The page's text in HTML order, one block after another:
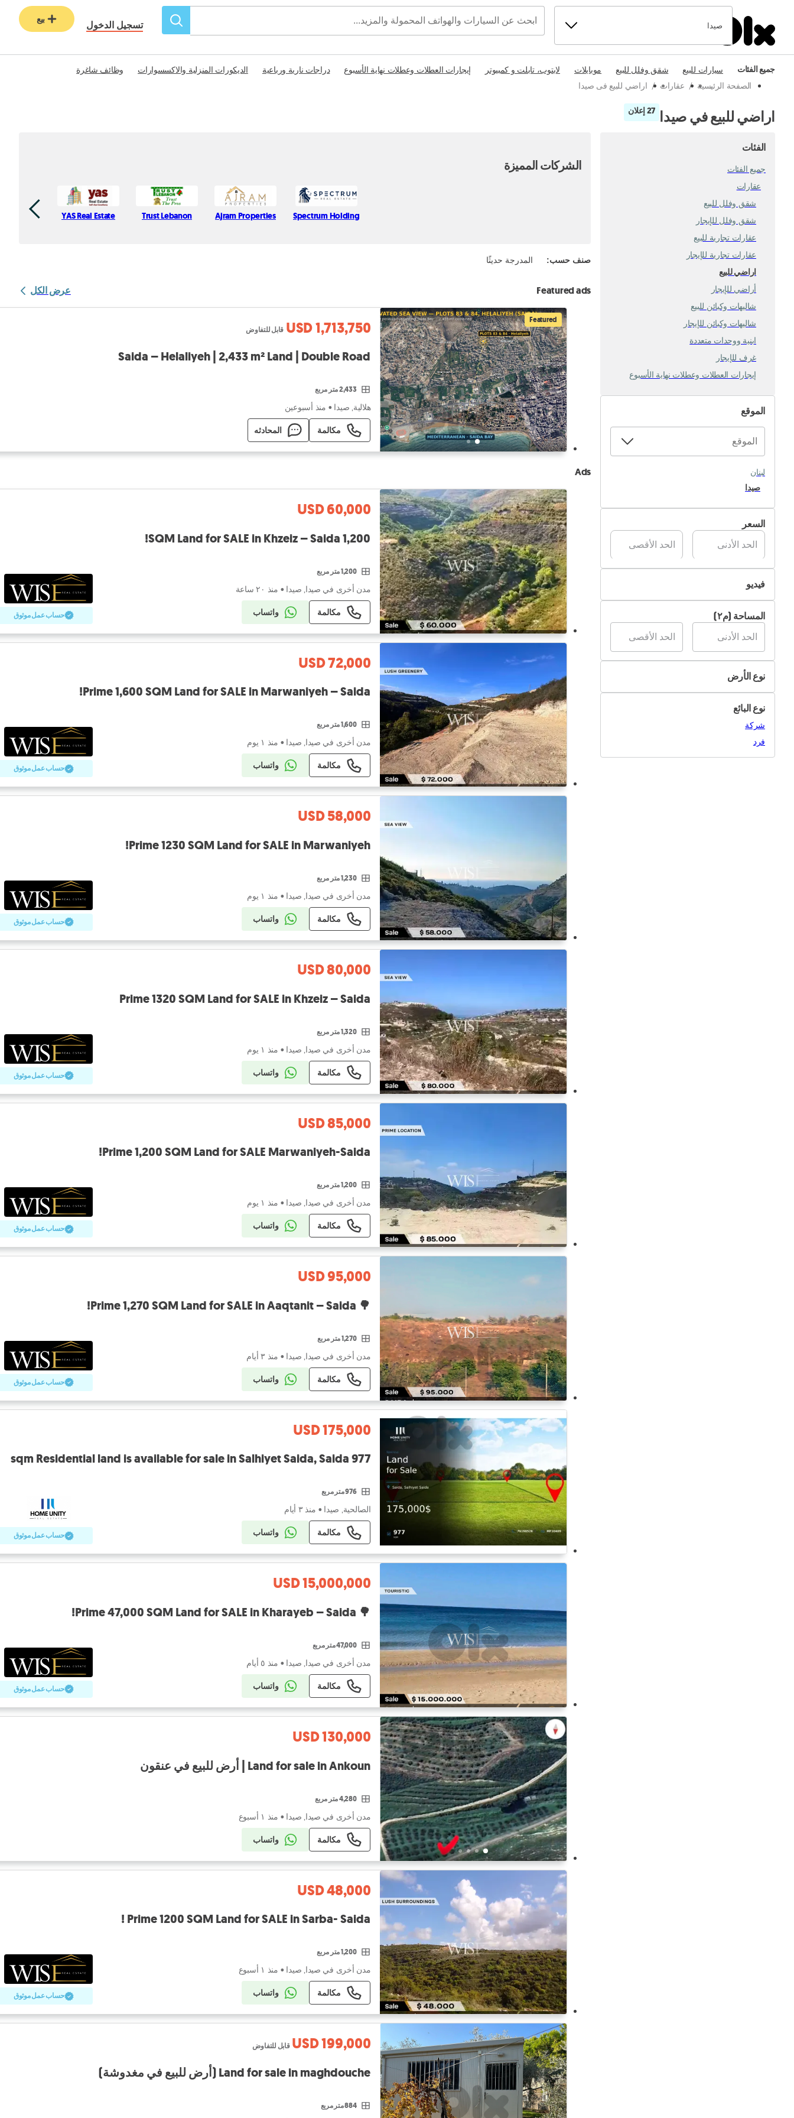
صيدا تسجيل الدخول
بيع
جميع الفئات سيارات للبيع شقق وفلل للبيع موبايلات لابتوب، تابلت و كمبيوتر إيجارات العطلات وعطلات نهاية الأسبوع دراجات نارية ورباعية الديكورات المنزلية والاكسسوارات
وظائف شاغرة
الصفحة الرئيسية / عقارات / اراضي للبيع فى صيدا
اراضي للبيع في صيدا 27 إعلان
الفئات
جميع الفئات
عقارات
شقق وفلل للبيع
شقق وفلل للإيجار
عقارات تجارية للبيع
عقارات تجارية للإيجار
اراضي للبيع
أراضي للإيجار
شاليهات وكبائن للبيع
شاليهات وكبائن للإيجار
ابنية ووحدات متعددة
غرف للإيجار
إيجارات العطلات وعطلات نهاية الأسبوع
الموقع
لبنان
صيدا
السعر
فيديو
غير متوفر
متوفر
المساحة (م٢)
نوع الأرض
زراعي
صناعي
سكني
نوع البائع
شركة
فرد
الشركات المميزة
YAS Real Estate Trust Lebanon Ajram Properties Spectrum Holding
صنف حسب: المدرجة حديثًا
Featured ads عرض الكل
Featured
USD 1,713,750 قابل للتفاوض
Saida – Helaliyeh | 2,433 m² Land | Double Road
2,433 متر مربع
هلالية, صيدا • منذ أسبوعين
مكالمة المحادثه
Ads
USD 60,000
1,200 SQM Land for SALE in Khzeiz – Saida!
1,200 متر مربع
مدن أخرى في صيدا, صيدا • منذ ٢۰ ساعة
مكالمة واتساب حساب عمل موثوق
USD 72,000
Prime 1,600 SQM Land for SALE in Marwaniyeh – Saida!
1,600 متر مربع
مدن أخرى في صيدا, صيدا • منذ ١ يوم
مكالمة واتساب حساب عمل موثوق
USD 58,000
Prime 1230 SQM Land for SALE in Marwaniyeh!
1,230 متر مربع
مدن أخرى في صيدا, صيدا • منذ ١ يوم
مكالمة واتساب حساب عمل موثوق
USD 80,000
Prime 1320 SQM Land for SALE in Khzeiz – Saida
1,320 متر مربع
مدن أخرى في صيدا, صيدا • منذ ١ يوم
مكالمة واتساب حساب عمل موثوق
USD 85,000
Prime 1,200 SQM Land for SALE Marwaniyeh-Saida!
1,200 متر مربع
مدن أخرى في صيدا, صيدا • منذ ١ يوم
مكالمة واتساب حساب عمل موثوق
USD 95,000
🌳 Prime 1,270 SQM Land for SALE in Aaqtanit – Saida!
1,270 متر مربع
مدن أخرى في صيدا, صيدا • منذ ٣ أيام
مكالمة واتساب حساب عمل موثوق
USD 175,000
977 sqm Residential land is available for sale in Salhiyet Saida, Saida
976 متر مربع
الصالحية, صيدا • منذ ٣ أيام
مكالمة واتساب حساب عمل موثوق
USD 15,000,000
🌳 Prime 47,000 SQM Land for SALE in Kharayeb – Saida!
47,000 متر مربع
مدن أخرى في صيدا, صيدا • منذ ٥ أيام
مكالمة واتساب حساب عمل موثوق
USD 130,000
Land for sale in Ankoun | أرض للبيع في عنقون
4,280 متر مربع
مدن أخرى في صيدا, صيدا • منذ ١ أسبوع
مكالمة واتساب
USD 48,000
Prime 1200 SQM Land for SALE in Sarba- Saida !
1,200 متر مربع
مدن أخرى في صيدا, صيدا • منذ ١ أسبوع
مكالمة واتساب حساب عمل موثوق
USD 199,000 قابل للتفاوض
Land for sale in maghdouche (أرض للبيع في مغدوشة)
884 متر مربع